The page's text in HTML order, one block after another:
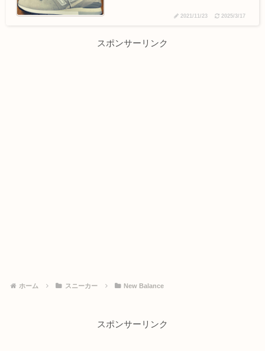
2021/11/23 2025/3/17
スポンサーリンク
ホーム スニーカー New Balance
スポンサーリンク